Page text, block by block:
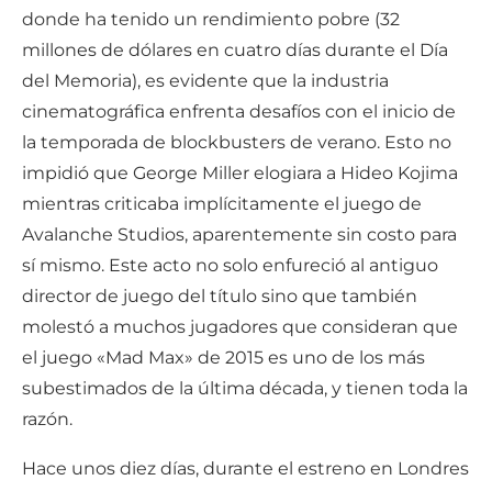
donde ha tenido un rendimiento pobre (32
millones de dólares en cuatro días durante el Día
del Memoria), es evidente que la industria
cinematográfica enfrenta desafíos con el inicio de
la temporada de blockbusters de verano. Esto no
impidió que George Miller elogiara a Hideo Kojima
mientras criticaba implícitamente el juego de
Avalanche Studios, aparentemente sin costo para
sí mismo. Este acto no solo enfureció al antiguo
director de juego del título sino que también
molestó a muchos jugadores que consideran que
el juego «Mad Max» de 2015 es uno de los más
subestimados de la última década, y tienen toda la
razón.
Hace unos diez días, durante el estreno en Londres